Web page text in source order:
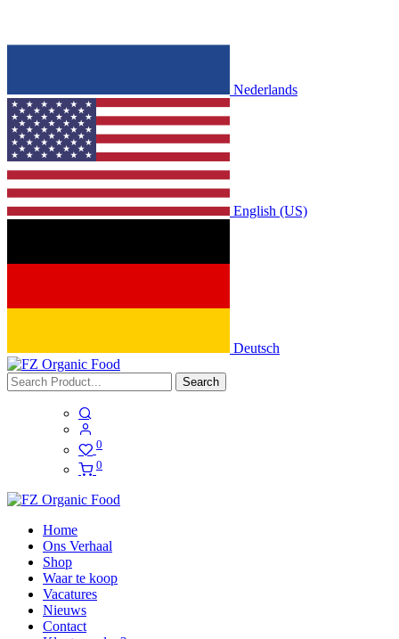
Nederlands
English (US)
Deutsch
Search
0
0
Home
Ons Verhaal
Shop
Waar te koop
Vacatures
Nieuws
Contact